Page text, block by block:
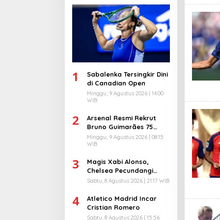
1
Sabalenka Tersingkir Dini
di Canadian Open
Minggu, 9 Agustus 2026 | 14:00
WIB
2
Arsenal Resmi Rekrut
Bruno Guimarães 75
Juta Pound
Minggu, 9 Agustus 2026 | 08:15
WIB
3
Magis Xabi Alonso,
Chelsea Pecundangi
Milan
Sabtu, 8 Agustus 2026 | 21:17 WIB
4
Atletico Madrid Incar
Cristian Romero
Sabtu, 8 Agustus 2026 | 15:56